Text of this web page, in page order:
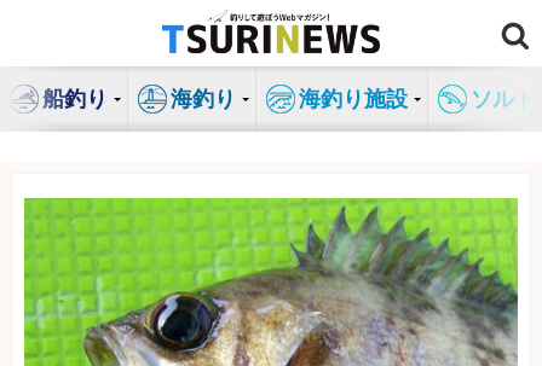
ン
船釣り 海釣り 海釣り施設 ソル